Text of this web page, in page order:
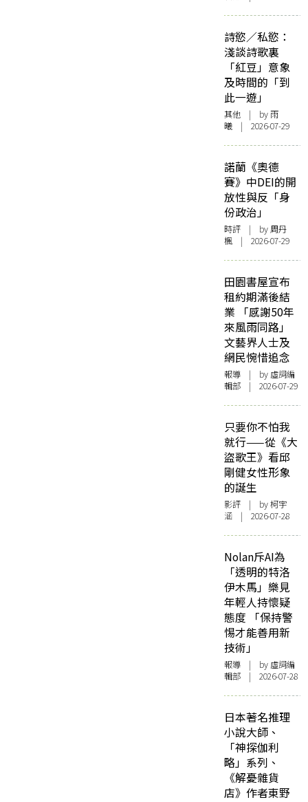
詩慾／私慾：
淺談詩歌裏
「紅豆」意象
及時間的「到
此一遊」
其他 | by 雨
曦 | 2026-07-29
諾蘭《奧德
賽》中DEI的開
放性與反「身
份政治」
時評 | by周丹
楓 | 2026-07-29
田園書屋宣布
租約期滿後結
業 「感謝50年
來風雨同路」
文藝界人士及
網民惋惜追念
報導 | by 虛詞編
輯部 | 2026-07-29
只要你不怕我
就行——從《大
盜歌王》看邱
剛健女性形象
的誕生
影評 | by 柯宇
涵 | 2026-07-28
Nolan斥AI為
「透明的特洛
伊木馬」樂見
年輕人持懷疑
態度 「保持警
惕才能善用新
技術」
報導 | by 虛詞編
輯部 | 2026-07-28
日本著名推理
小說大師、
「神探伽利
略」系列、
《解憂雜貨
店》作者東野